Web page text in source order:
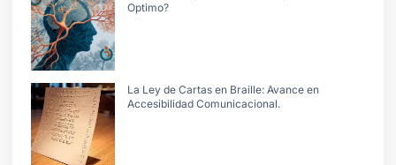
Optimo?
La Ley de Cartas en Braille: Avance en
Accesibilidad Comunicacional.